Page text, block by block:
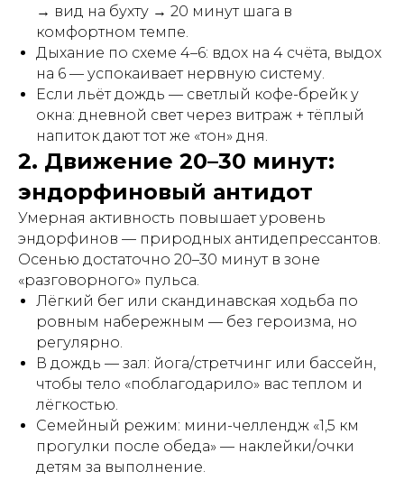
→ вид на бухту → 20 минут шага в
комфортном темпе.
Дыхание по схеме 4–6: вдох на 4 счёта, выдох
на 6 — успокаивает нервную систему.
Если льёт дождь — светлый кофе-брейк у
окна: дневной свет через витраж + тёплый
напиток дают тот же «тон» дня.
2. Движение 20–30 минут:
эндорфиновый антидот
Умерная активность повышает уровень
эндорфинов — природных антидепрессантов.
Осенью достаточно 20–30 минут в зоне
«разговорного» пульса.
Лёгкий бег или скандинавская ходьба по
ровным набережным — без героизма, но
регулярно.
В дождь — зал: йога/стретчинг или бассейн,
чтобы тело «поблагодарило» вас теплом и
лёгкостью.
Семейный режим: мини-челлендж «1,5 км
прогулки после обеда» — наклейки/очки
детям за выполнение.